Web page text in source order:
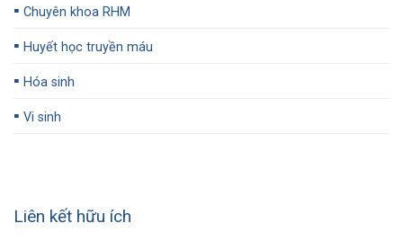
▪️ Chuyên khoa RHM
▪️ Huyết học truyền máu
▪️ Hóa sinh
▪️ Vi sinh
Liên kết hữu ích